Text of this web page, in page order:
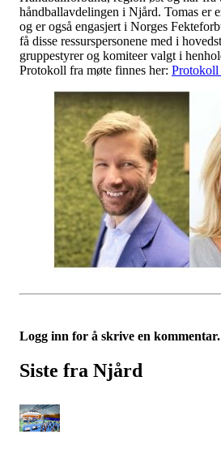
håndballavdelingen i Njård. Tomas er
og er også engasjert i Norges
få disse ressurspersonene med i
gruppestyrer og komiteer valgt i
Protokoll fra møte finnes her:
Logg inn for å skrive en kommentar.
Siste fra Njård